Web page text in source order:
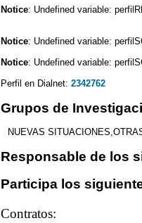
Notice: Undefined variable:
Notice: Undefined variable:
Notice: Undefined variable:
Perfil en Dialnet: 2342762
Grupos de
NUEVAS
Responsable de los
Participa los
Contratos: